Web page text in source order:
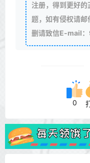
注册，得到更好的
题，如有侵权请邮
删请致信E-mail
0